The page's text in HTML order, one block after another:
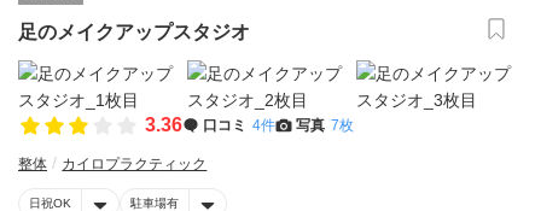
足のメイクアップスタジオ
3.36 口コミ 4件 写真 7枚
整体 カイロプラクティック
日祝OK 駐車場有